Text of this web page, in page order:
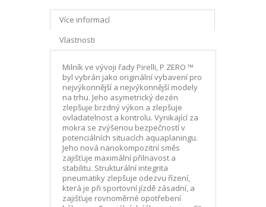
Více informací
Vlastnosti
Milník ve vývoji řady Pirelli, P ZERO ™
byl vybrán jako originální vybavení pro
nejvýkonnější a nejvýkonnější modely
na trhu. Jeho asymetrický dezén
zlepšuje brzdný výkon a zlepšuje
ovladatelnost a kontrolu. Vynikající za
mokra se zvýšenou bezpečností v
potenciálních situacích aquaplaningu.
Jeho nová nanokompozitní směs
zajišťuje maximální přilnavost a
stabilitu. Strukturální integrita
pneumatiky zlepšuje odezvu řízení,
která je při sportovní jízdě zásadní, a
zajišťuje rovnoměrné opotřebení